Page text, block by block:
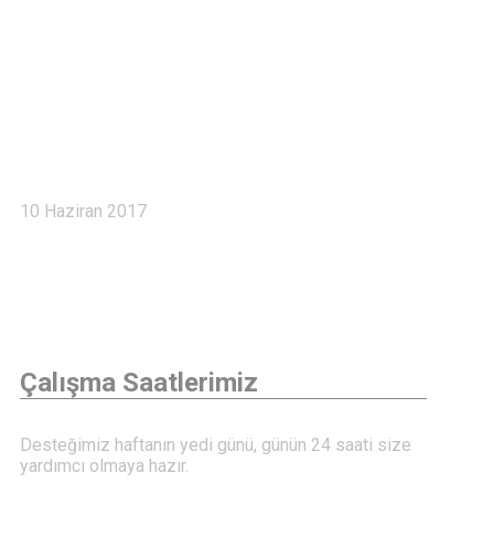
10 Haziran 2017
Çalışma Saatlerimiz
Desteğimiz haftanın yedi günü, günün 24 saati size
yardımcı olmaya hazır.